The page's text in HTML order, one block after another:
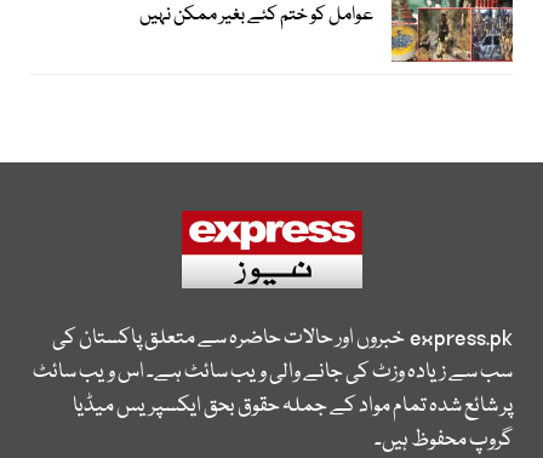
عوامل کو ختم کئے بغیر ممکن نہیں
express.pkخبروں اور حالات حاضرہ سے متعلق پاکستان کی
سب سے زیادہ وزٹ کی جانے والی ویب سائٹ ہے۔ اس ویب سائٹ
پر شائع شدہ تمام مواد کے جملہ حقوق بحق ایکسپریس میڈیا
گروپ محفوظ ہیں۔